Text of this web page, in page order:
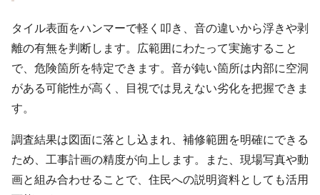
タイル表面をハンマーで軽く叩き、音の違いから浮きや剥
離の有無を判断します。広範囲にわたって実施すること
で、危険箇所を特定できます。音が鈍い箇所は内部に空洞
がある可能性が高く、目視では見えない劣化を把握できま
す。
調査結果は図面に落とし込まれ、補修範囲を明確にできる
ため、工事計画の精度が向上します。また、現場写真や動
画と組み合わせることで、住民への説明資料としても活用